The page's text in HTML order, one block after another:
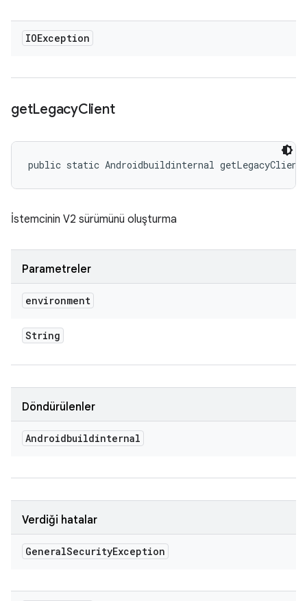
IOException
getLegacyClient
public static Androidbuildinternal
İstemcinin V2 sürümünü oluşturma
Parametreler
environment
String
Döndürülenler
Androidbuildinternal
Verdiği hatalar
GeneralSecurityException